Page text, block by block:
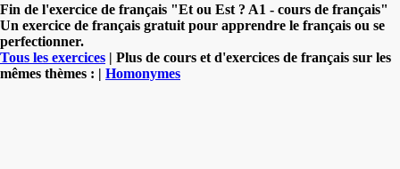
Fin de l'exercice de français "Et ou Est ? A1 - cours de français"
Un exercice de français gratuit pour apprendre le français ou se
perfectionner.
Tous les exercices | Plus de cours et d'exercices de français sur les
mêmes thèmes : | Homonymes